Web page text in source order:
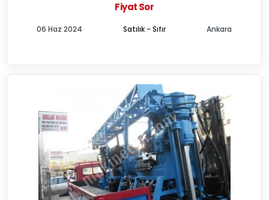
Fiyat Sor
Satılık - Sıfır
06 Haz 2024 Ankara